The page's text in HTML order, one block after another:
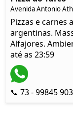
Avenida Antonio
Pizzas e carnes
argentinas.
Alfajores.
até as 23:59
📞 73 - 99845